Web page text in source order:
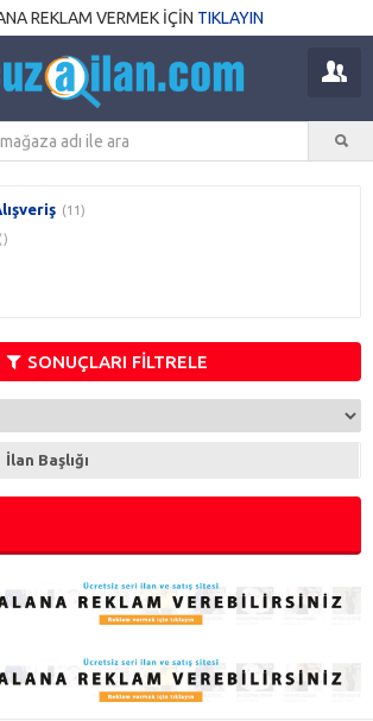
REKLAM VERMEK İÇİN TIKLAYIN
(11)
()
SONUÇLARI FİLTRELE
İlan Başlığı